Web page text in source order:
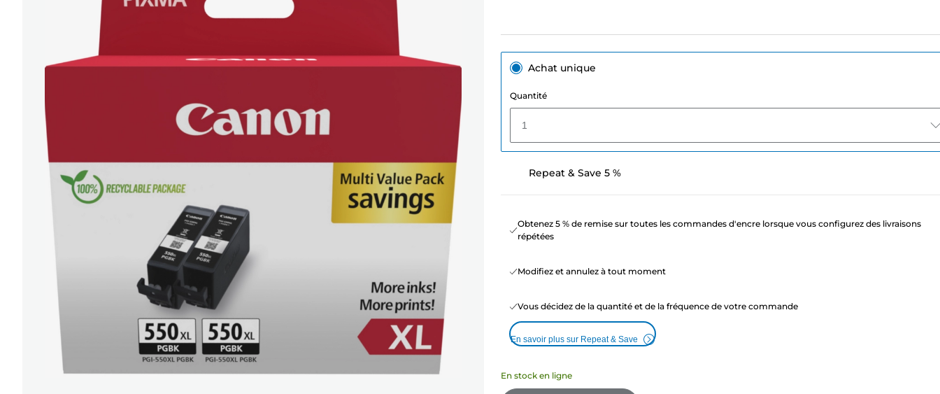
Achat unique
Quantité
1
Repeat & Save 5 %
Obtenez 5 % de remise sur toutes les commandes d'encre lorsque vous configurez des livraisons
répétées
Modifiez et annulez à tout moment
Vous décidez de la quantité et de la fréquence de votre commande
En savoir plus sur Repeat & Save
En stock en ligne